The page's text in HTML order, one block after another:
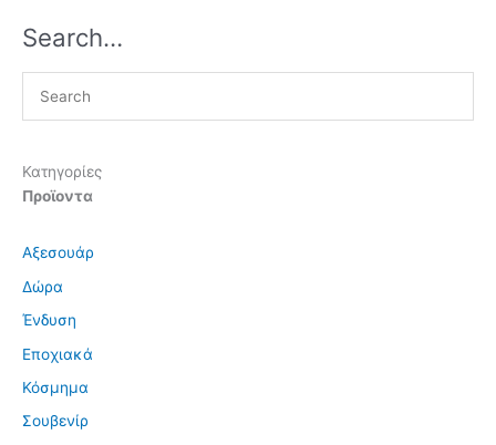
Search…
Κατηγορίες
Προϊοντα
Αξεσουάρ
Δώρα
Ένδυση
Εποχιακά
Κόσμημα
Σουβενίρ